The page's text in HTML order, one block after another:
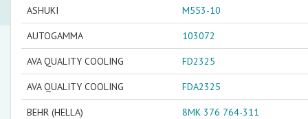
ASHUKI M553-10
AUTOGAMMA 103072
AVA QUALITY COOLING FD2325
AVA QUALITY COOLING FDA2325
BEHR (HELLA) 8MK 376 764-311